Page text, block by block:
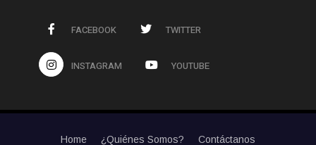
FACEBOOK TWITTER
INSTAGRAM YOUTUBE
Home ¿Quiénes Somos? Contáctanos